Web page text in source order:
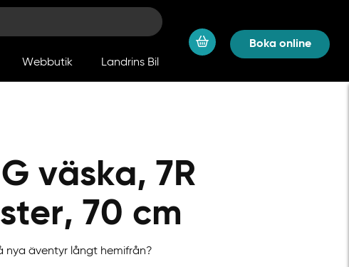
Webbutik Landrins Bil
Boka online
väska, 7R
70 cm
nya äventyr långt hemifrån?